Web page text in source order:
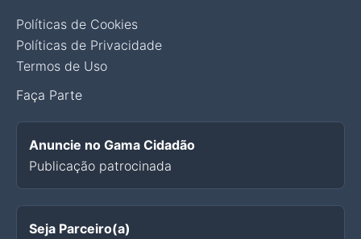
Políticas de Cookies
Políticas de Privacidade
Termos de Uso
Faça Parte
Anuncie no Gama Cidadão
Publicação patrocinada
Seja Parceiro(a)